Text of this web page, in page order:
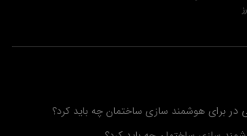
در برای هوشمند سازی ساختمان چه باید کرد؟